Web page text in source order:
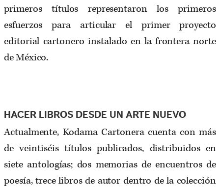
primeros títulos representaron los primeros
esfuerzos para articular el primer proyecto
editorial cartonero instalado en la frontera norte
de México.
HACER LIBROS DESDE UN ARTE NUEVO
Actualmente, Kodama Cartonera cuenta con más
de veintiséis títulos publicados, distribuidos en
siete antologías; dos memorias de encuentros de
poesía, trece libros de autor dentro de la colección